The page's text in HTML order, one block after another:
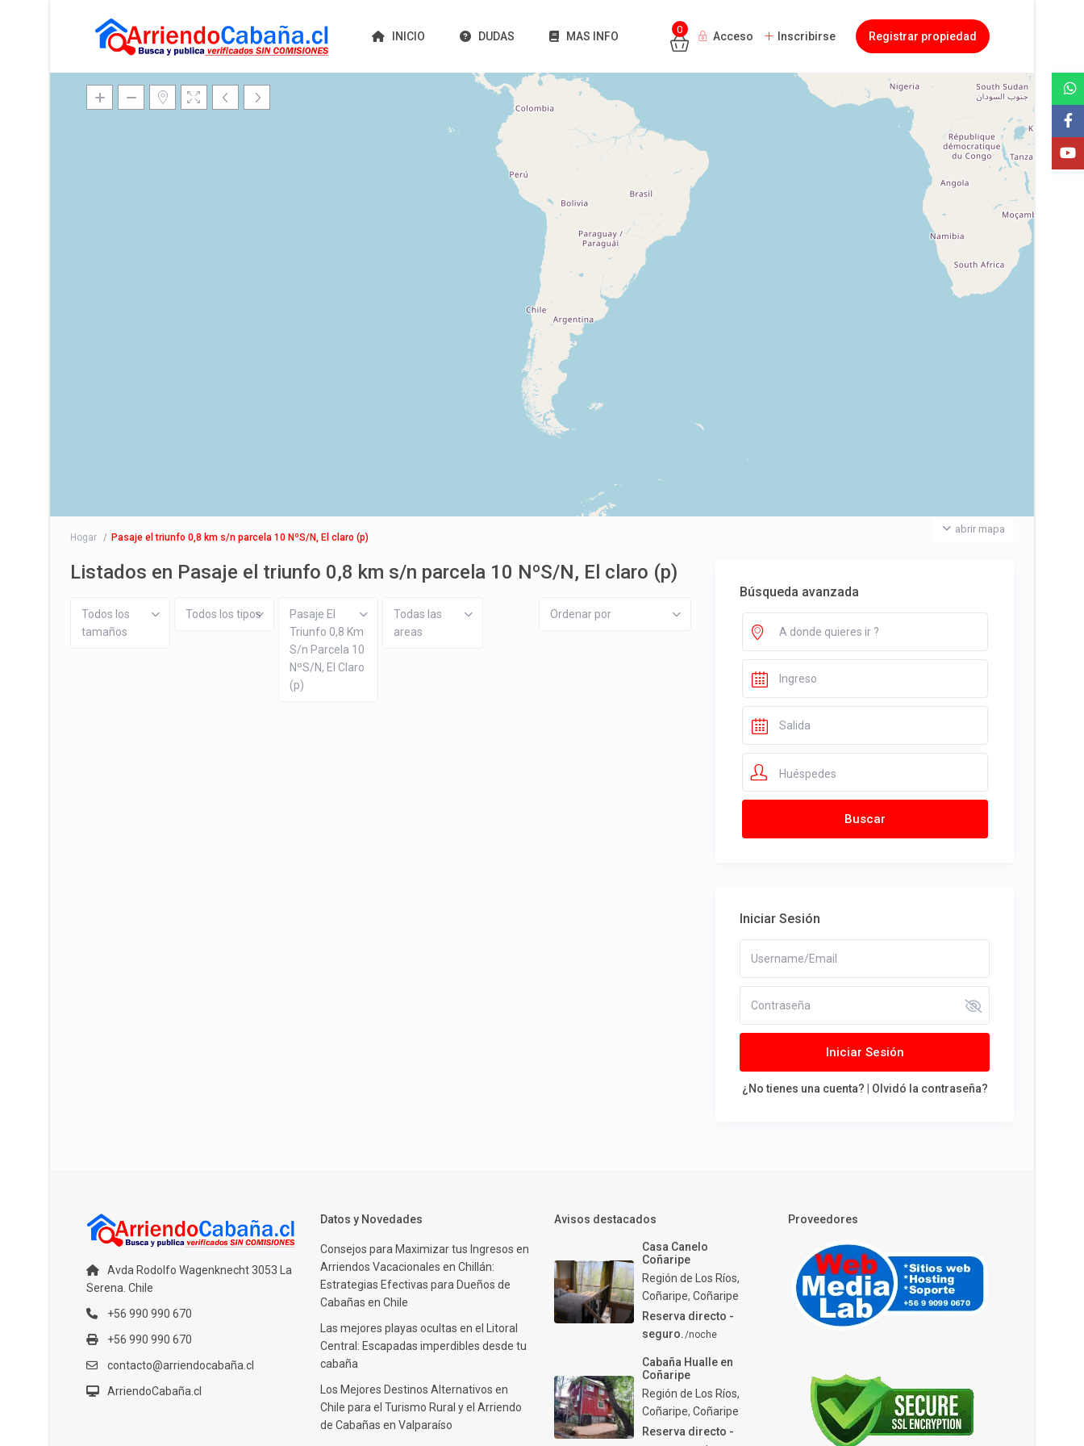
INICIO DUDAS MAS INFO
0
Acceso Inscribirse Registrar propiedad
Cargando mapas
abrir mapa
Hogar Pasaje el triunfo 0,8 km s/n parcela 10 NºS/N, El claro (p)
Listados en Pasaje el triunfo 0,8 km s/n parcela 10 NºS/N, El claro (p)
Todos los
tamaños
Todos los tipos
Pasaje El
Triunfo 0,8 Km
S/n Parcela 10
NºS/N, El Claro
(p)
Todas las
areas
Ordenar por
Búsqueda avanzada
Huéspedes
Iniciar Sesión
Iniciar Sesión
¿No tienes una cuenta? Olvidó la contraseña?
Avda Rodolfo Wagenknecht 3053 La
Serena. Chile
+56 990 990 670
+56 990 990 670
contacto@arriendocabaña.cl
ArriendoCabaña.cl
Datos y Novedades
Consejos para Maximizar tus Ingresos en
Arriendos Vacacionales en Chillán:
Estrategias Efectivas para Dueños de
Cabañas en Chile
Las mejores playas ocultas en el Litoral
Central: Escapadas imperdibles desde tu
cabaña
Los Mejores Destinos Alternativos en
Chile para el Turismo Rural y el Arriendo
de Cabañas en Valparaíso
Avisos destacados
Casa Canelo
Coñaripe
Región de Los Ríos,
Coñaripe,Coñaripe
Reserva directo -
seguro./noche
Cabaña Hualle en
Coñaripe
Región de Los Ríos,
Coñaripe,Coñaripe
Reserva directo -
Proveedores